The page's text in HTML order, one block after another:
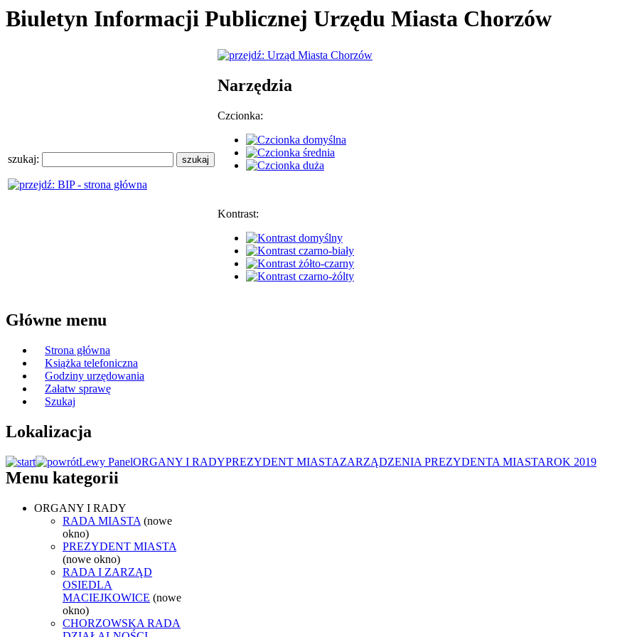
Biuletyn Informacji Publicznej Urzędu Miasta Chorzów
szukaj:
Narzędzia
Czcionka:
Kontrast:
Główne menu
Strona główna
Książka telefoniczna
Godziny urzędowania
Załatw sprawę
Szukaj
Lokalizacja
Lewy PanelORGANY I RADYPREZYDENT MIASTAZARZĄDZENIA PREZYDENTA MIASTAROK 2019
Menu kategorii
ORGANY I RADY
RADA MIASTA (nowe
okno)
PREZYDENT MIASTA
(nowe okno)
RADA I ZARZĄD
OSIEDLA
MACIEJKOWICE (nowe
okno)
CHORZOWSKA RADA